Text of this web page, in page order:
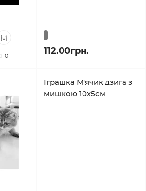
0 112.00грн.
Іграшка М'ячик дзига з
мишкою 10х5см